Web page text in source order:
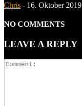
Chris - 16. Oktober 2019
NO COMMENTS
LEAVE A REPLY